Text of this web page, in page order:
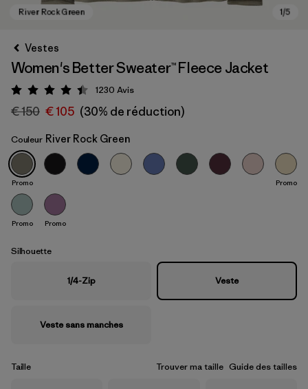
River Rock Green
Vestes
Women's Better Sweater™ Fleece Jacket
Évaluation: 4.5 / 5
1230 Avis
€ 150 € 105 (30% de réduction)
Couleur River Rock Green
Promo Promo
Promo Promo
Silhouette
1/4-Zip Veste
Veste sans manches
Taille Trouver ma taille Guide des tailles